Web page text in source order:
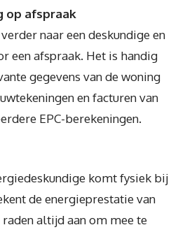
op afspraak
naar een deskundige en
een afspraak. Het is handig
gegevens van de woning
en facturen van
EPC-berekeningen.
komt fysiek bij
de energieprestatie van
altijd aan om mee te